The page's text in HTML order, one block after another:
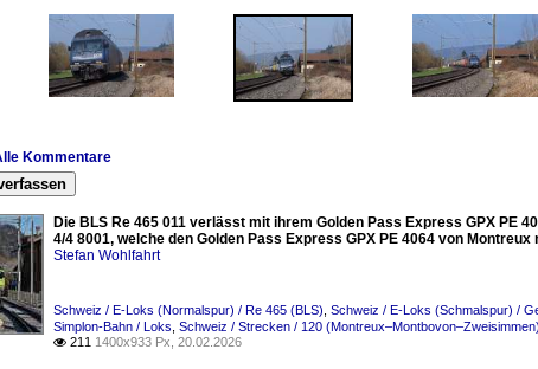
Kommentare
Die BLS Re 465 011 verlässt mit ihrem Golden Pass Express GPX PE
4/4 8001, welche den Golden Pass Express GPX PE 4064 von
Stefan Wohlfahrt
Schweiz / E-Loks (Normalspur) / Re 465 (BLS) Schweiz / E-Loks (Schmalspur) /
Simplon-Bahn / Loks Schweiz / Strecken / 120 (Montreux–Montbovon–Zweisimmen)
 211 1400x933 Px, 20.02.2026